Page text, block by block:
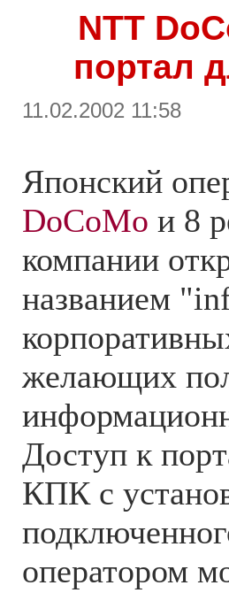
NTT
портал
11.02.2002 11:58
Японский
DoCoMo и 8
компании
названием
желающих
Доступ к
КПК с
оператором